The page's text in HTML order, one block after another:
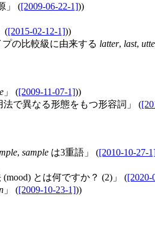
」 ([2009-06-22-1]))
([2015-02-12-1]))
プの比較級に由来する latter, last,
」 ([2009-11-07-1]))
で異なる形態をもつ形容詞」 (
, sample は3重語」 ([2010-10-27-
とは何ですか？ (2)」 ([2020-
」 ([2009-10-23-1]))